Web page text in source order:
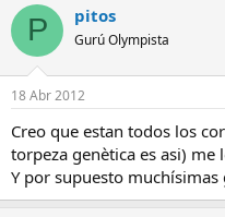
P pitos
Gurú Olympista
18 Abr 2012
Creo que estan todos los
torpeza genètica es asi) me
Y por supuesto muchísimas